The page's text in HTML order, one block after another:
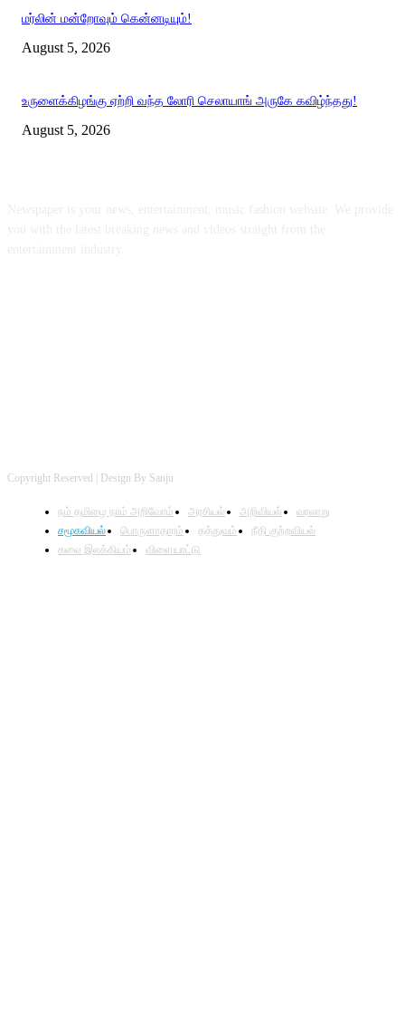
மர்லின் மன்றோவும் கென்னடியும்!
August 5, 2026
உருளைக்கிழங்கு ஏற்றி வந்த லோரி செலாயாங் அருகே கவிழ்ந்தது!
August 5, 2026
Copyright Reserved | Design By Sanju
நம் தமிழை நாம் அறிவோம் அரசியல் அறிவியல்
வரலாறு
சமூகவியல்
பொருளாதாரம் தத்துவம்
நீதி குற்றவியல்
கலை இலக்கியம்
விளையாட்டு